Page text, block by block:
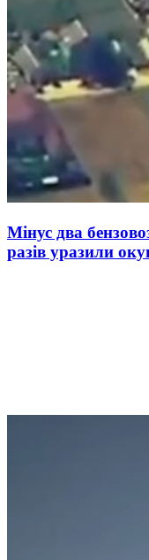
Мінус два
разів уразили